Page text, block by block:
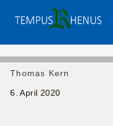
Thomas Kern
6. April 2020